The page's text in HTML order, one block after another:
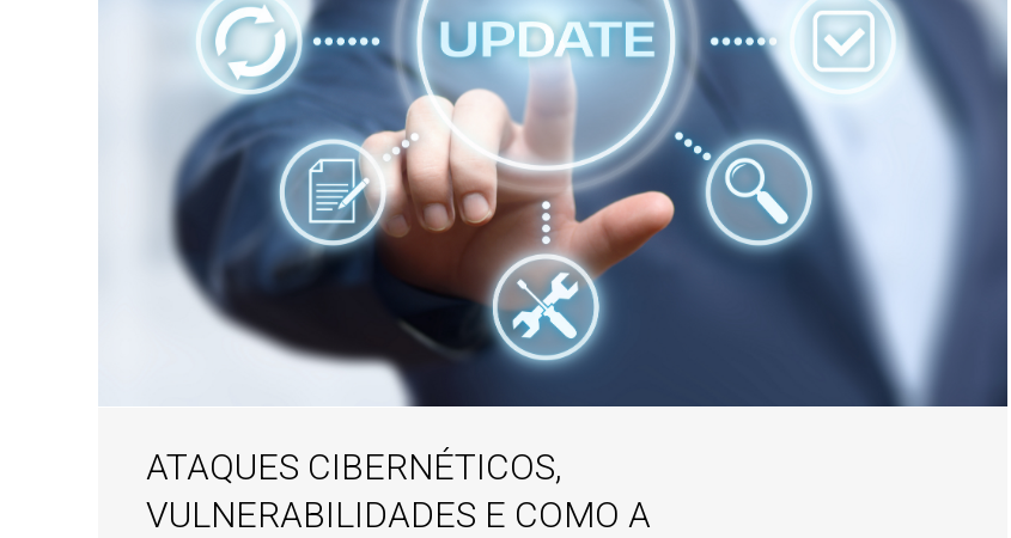
ATAQUES CIBERNÉTICOS,
VULNERABILIDADES E COMO A